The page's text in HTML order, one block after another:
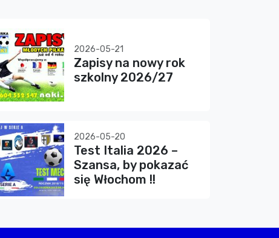
2026-05-21
Zapisy na nowy rok
szkolny 2026/27
2026-05-20
Test Italia 2026 –
Szansa, by pokazać
się Włochom !!